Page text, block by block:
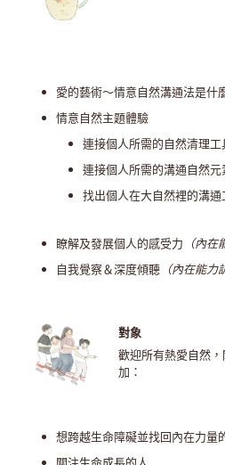
愛的藝術～情意自然溝通法是什
情意自然主題體驗
連接個人所需的自然清理工
連接個人所需的溝通自然元
找出個人在大自然裡的溝通
瞭解及發展個人的感受力 （內在
自我覺察＆深度傾聽 （內在能力
對象
歡迎所有熱愛自然
加：
想跨越生命障礙並找回內在力量